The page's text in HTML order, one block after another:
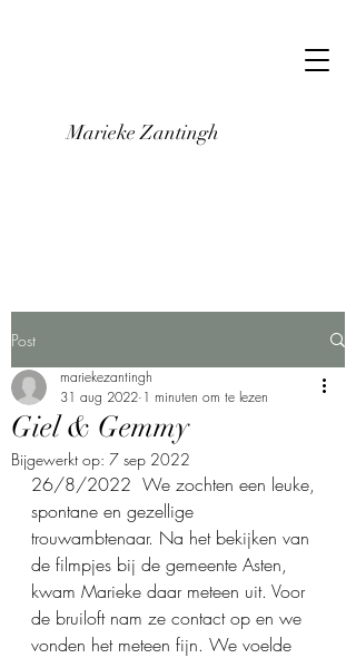
Marieke Zantingh
Post
Giel & Gemmy
mariekezantingh
31 aug 2022 1 minuten om te lezen
Bijgewerkt op: 7 sep 2022
26/8/2022  We zochten een leuke,
spontane en gezellige
trouwambtenaar. Na het bekijken van
de filmpjes bij de gemeente Asten,
kwam Marieke daar meteen uit. Voor
de bruiloft nam ze contact op en we
vonden het meteen fijn. We voelde